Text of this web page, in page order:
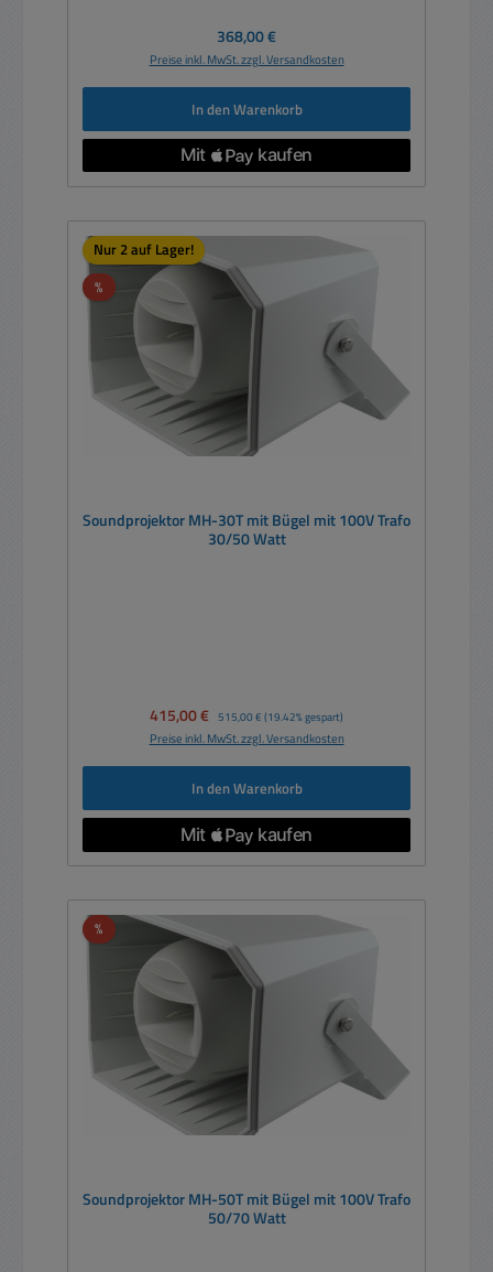
Regulärer Preis:
368,00 €
Preise inkl. MwSt. zzgl. Versandkosten
In den Warenkorb
Nur 2 auf Lager!
%Rabatt
Soundprojektor MH-30T mit Bügel mit 100V Trafo
30/50 Watt
Verkaufspreis:
415,00 € Regulärer Preis:
515,00 € (19.42% gespart)
Preise inkl. MwSt. zzgl. Versandkosten
In den Warenkorb
%Rabatt
Soundprojektor MH-50T mit Bügel mit 100V Trafo
50/70 Watt